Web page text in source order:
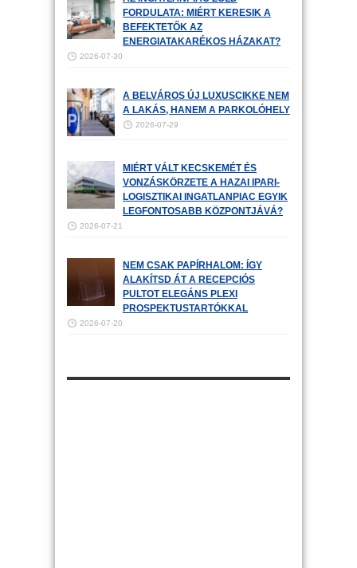
FORDULATA: MIÉRT KERESIK A
BEFEKTETŐK AZ
ENERGIATAKARÉKOS HÁZAKAT?
2026-07-30
A BELVÁROS ÚJ LUXUSCIKKE NEM
A LAKÁS, HANEM A PARKOLÓHELY
2026-07-29
MIÉRT VÁLT KECSKEMÉT ÉS
VONZÁSKÖRZETE A HAZAI IPARI-
LOGISZTIKAI INGATLANPIAC EGYIK
LEGFONTOSABB KÖZPONTJÁVÁ?
2026-07-21
NEM CSAK PAPÍRHALOM: ÍGY
ALAKÍTSD ÁT A RECEPCIÓS
PULTOT ELEGÁNS PLEXI
PROSPEKTUSTARTÓKKAL
2026-07-20